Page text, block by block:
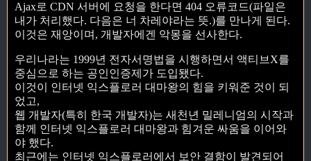
Ajax로 CDN 서버에 요청을 한다면 404 오류코드(파일은
내가 처리했다. 다음은 너 차레야라는 뜻.)를 만나게 된다.
이것은 재앙이며, 개발자에겐 악몽을 선사한다.
우리나라는 1999년 전자서명법을 시행하면서 액티브X를
중심으로 하는 공인인증제가 도입됐다.
이것이 인터넷 익스플로러 대마왕의 힘을 키워준 것이 되
었고,
웹 개발자(특히 한국 개발자)는 새천년 밀레니엄의 시작과
함께 인터넷 익스플로러 대마왕과 힘겨운 싸움을 이어와
야 했다.
최근에는 인터넷 익스플로러에서 보안 결함이 발견되어